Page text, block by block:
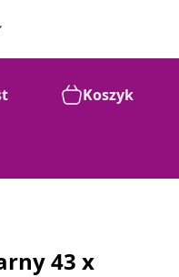
Koszyk
43 x